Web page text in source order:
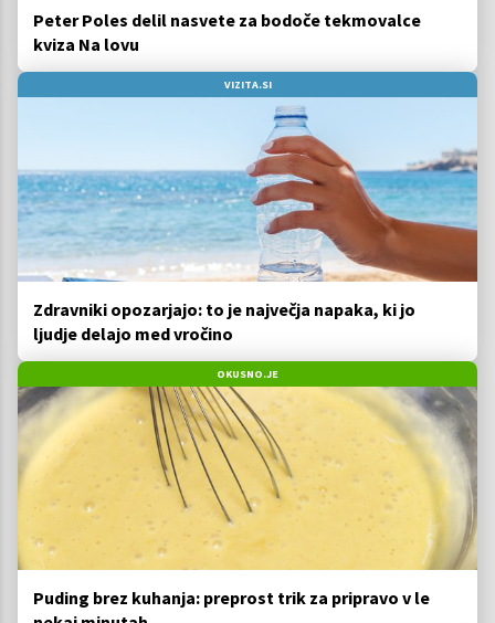
Peter Poles delil nasvete za bodoče tekmovalce
kviza Na lovu
VIZITA.SI
Zdravniki opozarjajo: to je največja napaka, ki jo
ljudje delajo med vročino
OKUSNO.JE
Puding brez kuhanja: preprost trik za pripravo v le